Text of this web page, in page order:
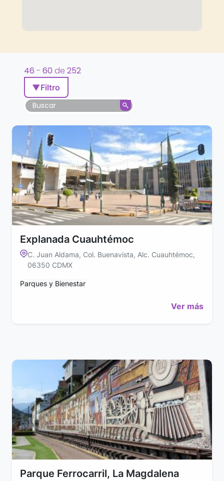
46 - 60 de 252
▼Filtro
Explanada Cuauhtémoc
C. Juan Aldama, Col. Buenavista, Alc. Cuauhtémoc,
06350 CDMX
Parques y Bienestar
Ver más
Parque Ferrocarril, La Magdalena